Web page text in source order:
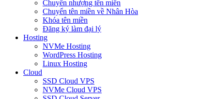
Chuyển nhượng tên miền
Chuyển tên miền về Nhân Hòa
Khóa tên miền
Đăng ký làm đại lý
Hosting
NVMe Hosting
WordPress Hosting
Linux Hosting
Cloud
SSD Cloud VPS
NVMe Cloud VPS